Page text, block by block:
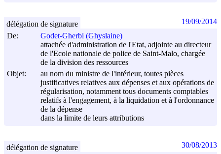
De:
Godet-Gherbi (Ghyslaine)
attachée d'administration de l'Etat, adjointe au directeur
de l'Ecole nationale de police de Saint-Malo, chargée
de la division des ressources
Objet:
au nom du ministre de l'intérieur, toutes pièces
justificatives relatives aux dépenses et aux opérations de
régularisation, notamment tous documents comptables
relatifs à l'engagement, à la liquidation et à l'ordonnance
de la dépense
dans la limite de leurs attributions
délégation de signature 19/09/2014
délégation de signature 30/08/2013